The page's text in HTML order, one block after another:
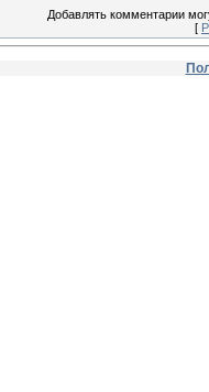
Добавлять комментарии
[